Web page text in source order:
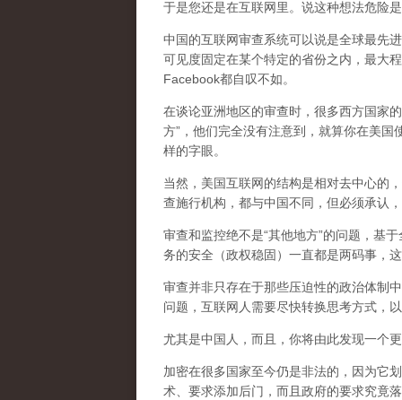
于是您还是在互联网里。说这种想法危险
中国的互联网审查系统可以说是全球最先
可见度固定在某个特定的省份之内，最大
Facebook都自叹不如。
在谈论亚洲地区的审查时，很多西方国家
方”，他们完全没有注意到， 就算你在美国
样的字眼。
当然，美国互联网的结构是相对去中心的
查施行机构，都与中国不同，但必须承认，
审查和监控绝不是“其他地方”的问题，基
务的安全（政权稳固）一直都是两码事，
审查并非只存在于那些压迫性的政治体制
问题，互联网人需要尽快转换思考方式，
尤其是中国人，而且，你将由此发现一个
加密在很多国家至今仍是非法的，因为它
术、要求添加后门，而且政府的要求究竟落